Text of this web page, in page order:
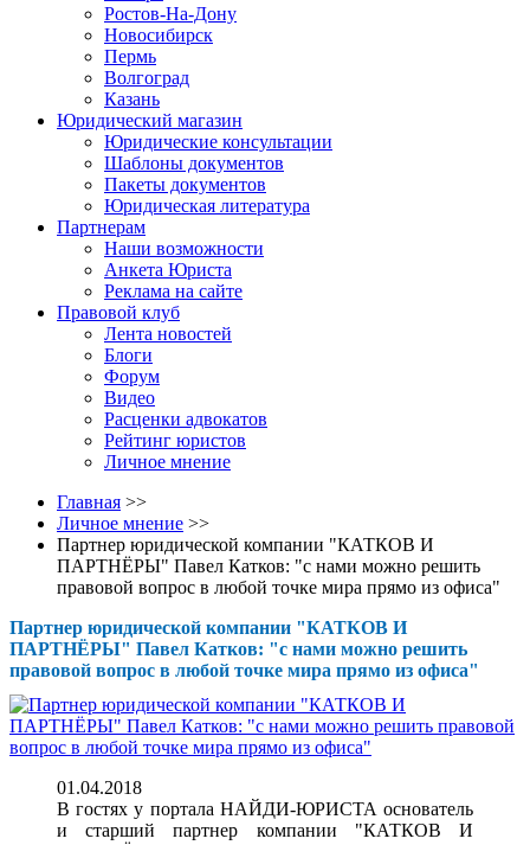
Ростов-На-Дону
Новосибирск
Пермь
Волгоград
Казань
Юридический магазин
Юридические консультации
Шаблоны документов
Пакеты документов
Юридическая литература
Партнерам
Наши возможности
Анкета Юриста
Реклама на сайте
Правовой клуб
Лента новостей
Блоги
Форум
Видео
Расценки адвокатов
Рейтинг юристов
Личное мнение
Главная >>
Личное мнение >>
Партнер юридической компании "КАТКОВ И
ПАРТНЁРЫ" Павел Катков: "с нами можно решить
правовой вопрос в любой точке мира прямо из офиса"
Партнер юридической компании "КАТКОВ И
ПАРТНЁРЫ" Павел Катков: "с нами можно решить
правовой вопрос в любой точке мира прямо из офиса"
01.04.2018
В гостях у портала НАЙДИ-ЮРИСТА основатель
и старший партнер компании "КАТКОВ И